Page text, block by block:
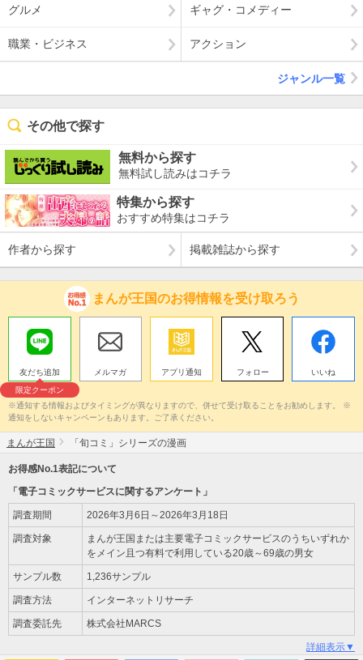
グルメ ギャグ・コメディー
職業・ビジネス アクション
ジャンル一覧
その他で探す
無料から探す
無料試し読みはコチラ
特集から探す
おすすめ特集はコチラ
作者から探す 掲載雑誌から探す
まんが王国のお得情報を受け取ろう
友だち追加
限定クーポン
メルマガ アプリ通知 フォロー いいね
※通知する情報およびタイミングが異なりますので、併せて受け取ることをお勧めします。 ※
通知をしないキャンペーンもあります。ご了承ください。
まんが王国 「旬コミ」シリーズの漫画
お得感No.1表記について
「電子コミックサービスに関するアンケート」
調査期間 2026年3月6日～2026年3月18日
調査対象
まんが王国または主要電子コミックサービスのうちいずれか
をメイン且つ有料で利用している20歳～69歳の男女
サンプル数 1,236サンプル
調査方法 インターネットリサーチ
調査委託先 株式会社MARCS
詳細表示▼